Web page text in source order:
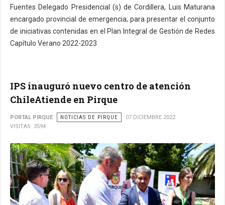
Fuentes Delegado Presidencial (s) de Cordillera, Luis Maturana
encargado provincial de emergencia; para presentar el conjunto
de iniciativas contenidas en el Plan Integral de Gestión de Redes
Capítulo Verano 2022-2023
IPS inauguró nuevo centro de atención
ChileAtiende en Pirque
PORTAL PIRQUE NOTICIAS DE PIRQUE
07 DICIEMBRE 2022
VISITAS: 3594